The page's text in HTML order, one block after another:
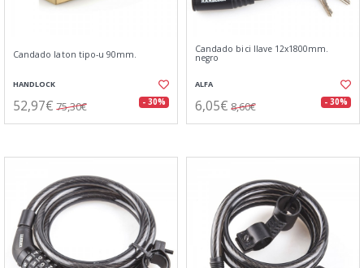
Candado laton tipo-u 90mm.
HANDLOCK
52,97€ 75,30€ - 30%
Candado bici llave 12x1800mm.
negro
ALFA
6,05€ 8,60€ - 30%